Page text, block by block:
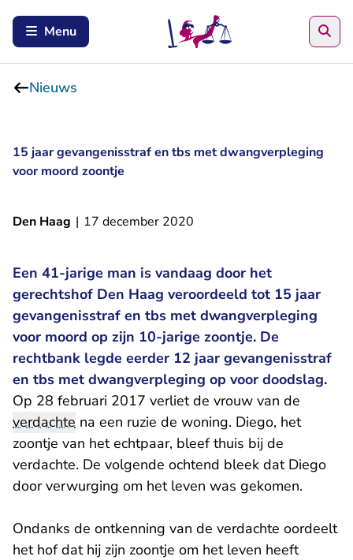
Menu
Nieuws
15 jaar gevangenisstraf en tbs met dwangverpleging
voor moord zoontje
Den Haag | 17 december 2020
Een 41-jarige man is vandaag door het
gerechtshof Den Haag veroordeeld tot 15 jaar
gevangenisstraf en tbs met dwangverpleging
voor moord op zijn 10-jarige zoontje. De
rechtbank legde eerder 12 jaar gevangenisstraf
en tbs met dwangverpleging op voor doodslag.
Op 28 februari 2017 verliet de vrouw van de
verdachte na een ruzie de woning. Diego, het
zoontje van het echtpaar, bleef thuis bij de
verdachte. De volgende ochtend bleek dat Diego
door verwurging om het leven was gekomen.
Ondanks de ontkenning van de verdachte oordeelt
het hof dat hij zijn zoontje om het leven heeft